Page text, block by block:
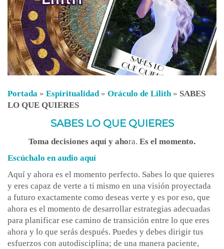
Portada » Espiritualidad» Oráculo de Lilith» SABES
LO QUE QUIERES
SABES LO QUE QUIERES
Toma decisiones aquí y ahora. Es el momento.
Escúchalo en audio aquí
Aquí y ahora es el momento perfecto. Sabes lo que quieres
y eres capaz de verte a ti mismo en una visión proyectada
a futuro exactamente como deseas verte y es por eso, que
ahora es el momento de desarrollar estrategias adecuadas
para planificar ese camino de transición entre lo que eres
ahora y lo que serás después. Puedes y debes dirigir tus
esfuerzos con autodisciplina; de una manera paciente,